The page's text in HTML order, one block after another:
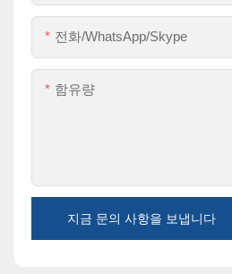
전화/WhatsApp/Skype
함유량
지금 문의 사항을 보냅니다